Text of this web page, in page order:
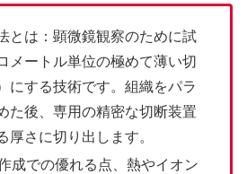
とは：顕微鏡観察のために試
メートル単位の極めて薄い切
にする技術です。組織をパラ
た後、専用の精密な切断装置
厚さに切り出します。
成での優れる点、熱やイオン